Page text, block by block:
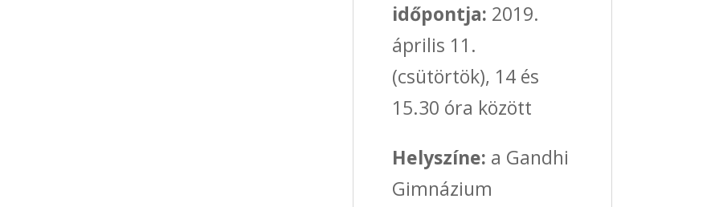
időpontja: 2019.
április 11.
(csütörtök), 14 és
15.30 óra között
Helyszíne: a Gandhi
Gimnázium